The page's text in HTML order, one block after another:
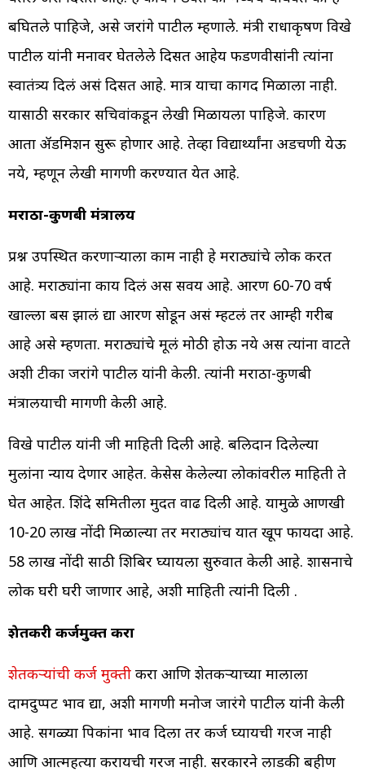
बघितले पाहिजे, असे जरांगे पाटील म्हणाले. मंत्री राधाकृषण विखे
पाटील यांनी मनावर घेतलेले दिसत आहेय फडणवीसांनी त्यांना
स्वातंत्र्य दिलं असं दिसत आहे. मात्र याचा कागद मिळाला नाही.
यासाठी सरकार सचिवांकडून लेखी मिळायला पाहिजे. कारण
आता ॲडमिशन सुरू होणार आहे. तेव्हा विद्यार्थ्यांना अडचणी येऊ
नये, म्हणून लेखी मागणी करण्यात येत आहे.
मराठा-कुणबी मंत्रालय
प्रश्न उपस्थित करणार्‍याला काम नाही हे मराठ्यांचे लोक करत
आहे. मराठ्यांना काय दिलं अस सवय आहे. आरक्षण 60-70 वर्ष
खाल्ला बस झालं द्या आरक्षण सोडून असं म्हटलं तर आम्ही गरीब
आहे असे म्हणता. मराठ्यांचे मूलं मोठी होऊ नये अस त्यांना वाटते
अशी टीका जरांगे पाटील यांनी केली. त्यांनी मराठा-कुणबी
मंत्रालयाची मागणी केली आहे.
विखे पाटील यांनी जी माहिती दिली आहे. बलिदान दिलेल्या
मुलांना न्याय देणार आहेत. केसेस केलेल्या लोकांवरील माहिती ते
घेत आहेत. शिंदे समितीला मुदत वाढ दिली आहे. यामुळे आणखी
10-20 लाख नोंदी मिळाल्या तर मराठ्यांच यात खूप फायदा आहे.
58 लाख नोंदी साठी शिबिर घ्यायला सुरुवात केली आहे. शासनाचे
लोक घरी घरी जाणार आहे, अशी माहिती त्यांनी दिली .
शेतकरी कर्जमुक्त करा
शेतकऱ्यांची कर्ज मुक्ती करा आणि शेतकऱ्याच्या मालाला
दामदुप्पट भाव द्या, अशी मागणी मनोज जारंगे पाटील यांनी केली
आहे. सगळ्या पिकांना भाव दिला तर कर्ज घ्यायची गरज नाही
आणि आत्महत्या करायची गरज नाही. सरकारने लाडकी बहीण